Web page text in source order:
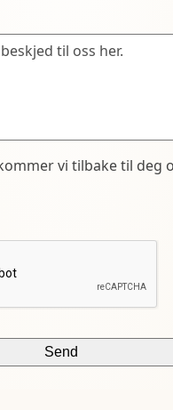
vi tilbake til deg